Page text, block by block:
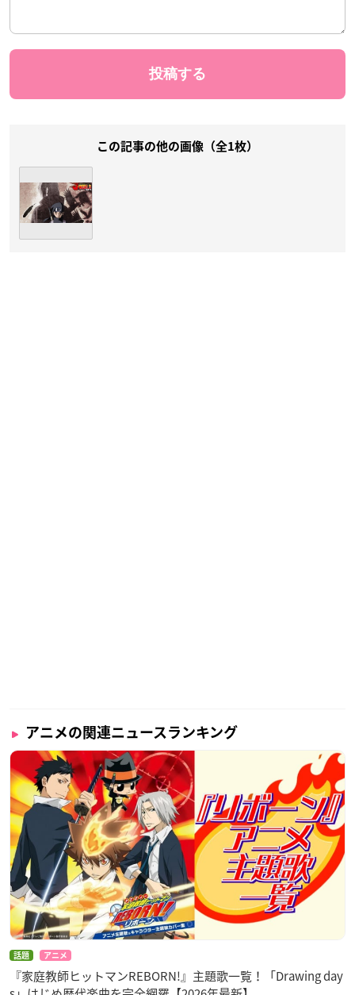
この記事の他の画像（全1枚）
アニメの関連ニュースランキング
話題 アニメ
『家庭教師ヒットマンREBORN!』主題歌一覧！「Drawing day